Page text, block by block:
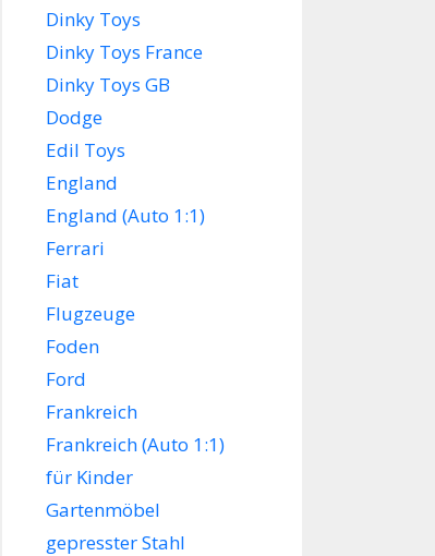
Dinky Toys
Dinky Toys France
Dinky Toys GB
Dodge
Edil Toys
England
England (Auto 1:1)
Ferrari
Fiat
Flugzeuge
Foden
Ford
Frankreich
Frankreich (Auto 1:1)
für Kinder
Gartenmöbel
gepresster Stahl